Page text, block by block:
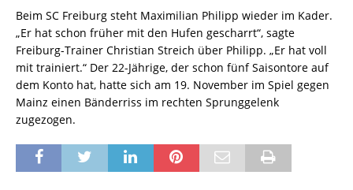
Beim SC Freiburg steht Maximilian Philipp wieder im Kader.
„Er hat schon früher mit den Hufen gescharrt“, sagte
Freiburg-Trainer Christian Streich über Philipp. „Er hat voll
mit trainiert.“ Der 22-Jährige, der schon fünf Saisontore auf
dem Konto hat, hatte sich am 19. November im Spiel gegen
Mainz einen Bänderriss im rechten Sprunggelenk
zugezogen.